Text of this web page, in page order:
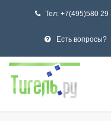
Тел: +7(495)580 29
Есть вопросы?